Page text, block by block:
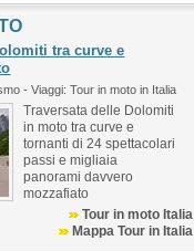
tra curve e
- Viaggi: Tour in moto in Italia
Traversata delle Dolomiti
in moto tra curve e
tornanti di 24 spettacolari
passi e migliaia
panorami davvero
mozzafiato
Tour in moto Italia
Mappa Tour in Italia